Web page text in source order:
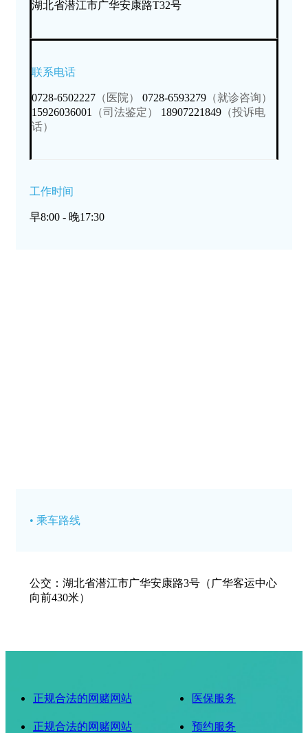
湖北省潜江市广华安康路T32号
联系电话
0728-6502227 （医院） 0728-6593279 （就诊咨询）
15926036001
（司法鉴定） 18907221849 （投诉电
话）
工作时间
早8:00 - 晚17:30
• 乘车路线
公交：湖北省潜江市广华安康路3号（广华客运中心
向前430米）
正规合法的网赌网站
正规合法的网赌网站
医保服务
预约服务